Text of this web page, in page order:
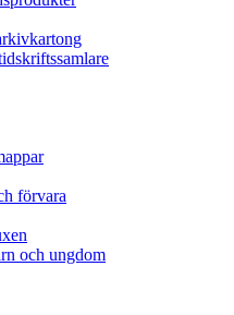
förvara
och ungdom